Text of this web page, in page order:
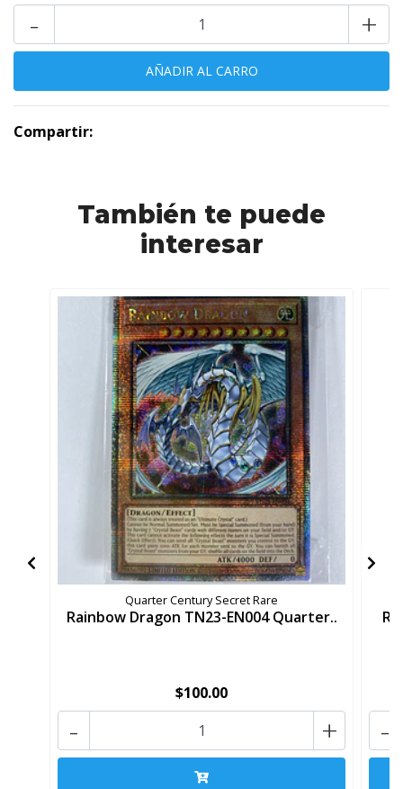
+
-
Compartir:
También te puede
interesar
Quarter Century Secret Rare
Rainbow Dragon TN23-EN004 Quarter..
$100.00
+
- -